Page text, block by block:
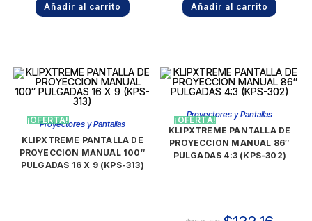
Añadir al carrito Añadir al carrito
¡OFERTA!
Proyectores y Pantallas
KLIPXTREME PANTALLA DE
PROYECCION MANUAL 100″
PULGADAS 16 X 9 (KPS-313)
¡OFERTA!
Proyectores y Pantallas
KLIPXTREME PANTALLA DE
PROYECCION MANUAL 86″
PULGADAS 4:3 (KPS-302)